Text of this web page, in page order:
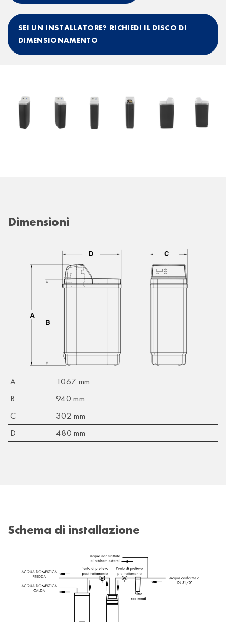
SEI UN INSTALLATORE? RICHIEDI IL DISCO DI
DIMENSIONAMENTO
Dimensioni
A
1067 mm
B
940 mm
C
302 mm
D
480 mm
Schema di installazione